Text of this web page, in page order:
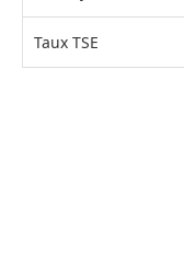
Taux TSE